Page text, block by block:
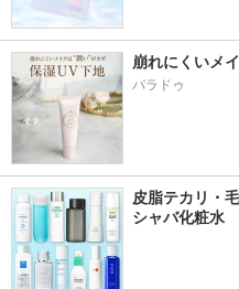
崩れにくいメ
パラドゥ
皮脂テカリ・
シャバ化粧水